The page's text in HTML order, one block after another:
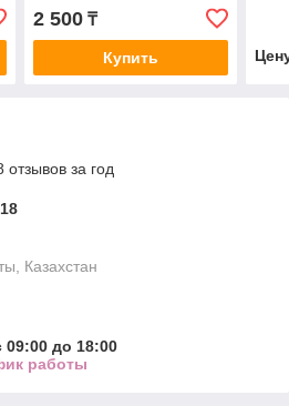
2 500₸
Купить
за год
Казахстан
09:00 до 18:00
работы